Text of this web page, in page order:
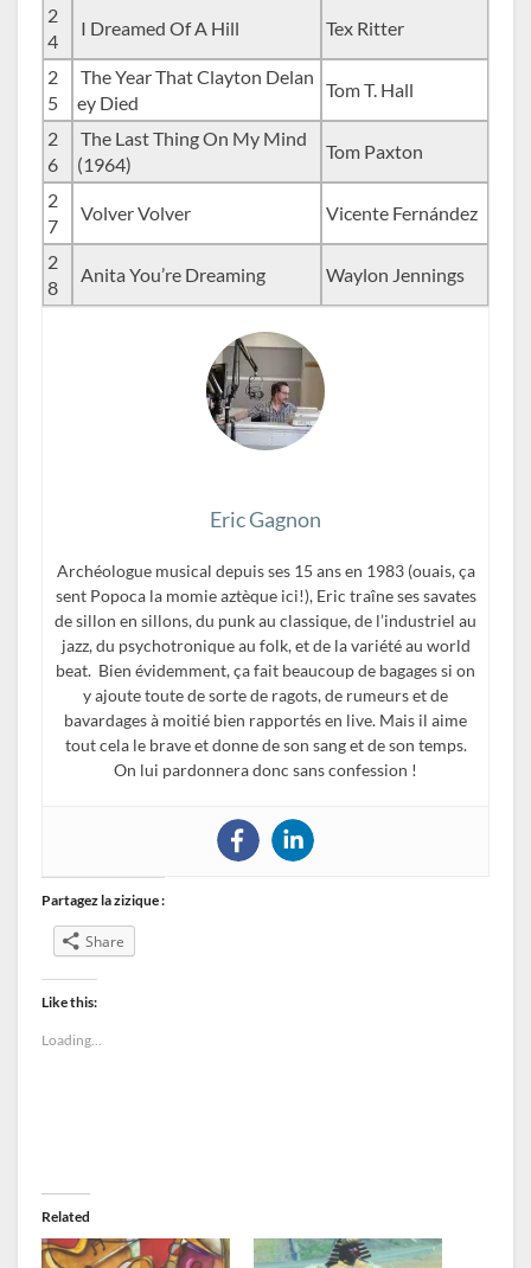
2
4
I Dreamed Of A Hill Tex Ritter
2
5
The Year That Clayton Delan
ey Died
Tom T. Hall
2
6
The Last Thing On My Mind
(1964)
Tom Paxton
2
7
Volver Volver Vicente Fernández
2
8
Anita You’re Dreaming Waylon Jennings
Eric Gagnon
Archéologue musical depuis ses 15 ans en 1983 (ouais, ça
sent Popoca la momie aztèque ici!), Eric traîne ses savates
de sillon en sillons, du punk au classique, de l’industriel au
jazz, du psychotronique au folk, et de la variété au world
beat. Bien évidemment, ça fait beaucoup de bagages si on
y ajoute toute de sorte de ragots, de rumeurs et de
bavardages à moitié bien rapportés en live. Mais il aime
tout cela le brave et donne de son sang et de son temps.
On lui pardonnera donc sans confession !
Partagez la zizique :
Share
Like this:
Loading...
Related